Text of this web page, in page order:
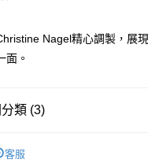
- 確認發貨後1-3個工作天送達
Nagel精心調製，展
面。
類 (3)
客服